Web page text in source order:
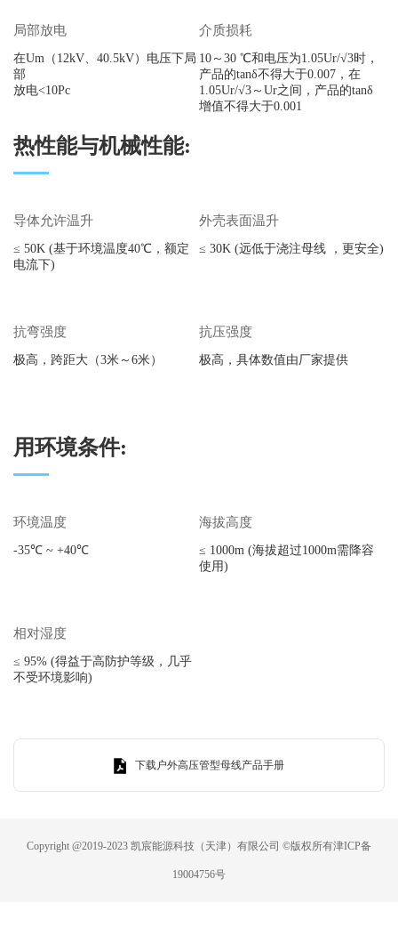
局部放电
在Um（12kV、40.5kV）电压下局
部
放电<10Pc
介质损耗
10～30 ℃和电压为1.05Ur/√3时，
产品的tanδ不得大于0.007，在
1.05Ur/√3～Ur之间，产品的tanδ
增值不得大于0.001
热性能与机械性能:
导体允许温升
≤ 50K (基于环境温度40℃，额定
电流下)
外壳表面温升
≤ 30K (远低于浇注母线 ，更安全)
抗弯强度
极高，跨距大（3米～6米）
抗压强度
极高，具体数值由厂家提供
用环境条件:
环境温度
-35℃ ~ +40℃
海拔高度
≤ 1000m (海拔超过1000m需降容
使用)
相对湿度
≤ 95% (得益于高防护等级，几乎
不受环境影响)
下载户外高压管型母线产品手册
Copyright @2019-2023 凯宸能源科技（天津）有限公司 ©版权所有津ICP备
19004756号